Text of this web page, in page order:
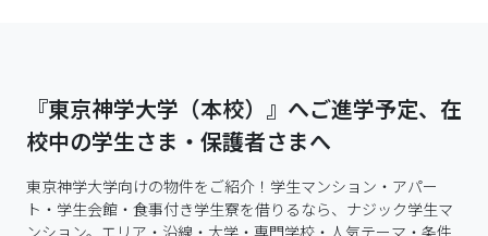
『東京神学大学（本校）』へご進学予定、在
校中の学生さま・保護者さまへ
東京神学大学向けの物件をご紹介！学生マンション・アパー
ト・学生会館・食事付き学生寮を借りるなら、ナジック学生マ